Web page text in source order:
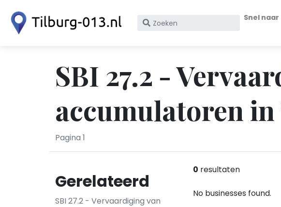
Zoek
KvK
nummer
Snel naar
SBI 27.2 -
accumulatoren
Pagina 1
Gerelateerd
SBI 27.2 - Vervaardiging van
0 resultaten
No businesses found.